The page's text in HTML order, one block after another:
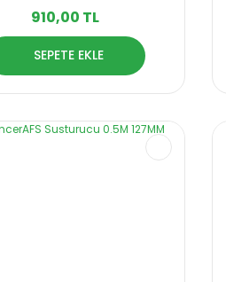
910,00 TL
SEPETE EKLE